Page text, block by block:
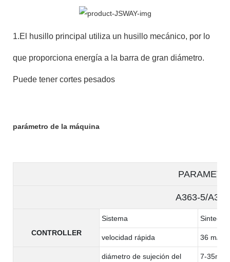
1.El husillo principal utiliza un husillo mecánico, por lo
que proporciona energía a la barra de gran diámetro.
Puede tener cortes pesados
parámetro de la máquina
A363-5/
CONTROLLER
Sistema Sintec
velocidad rápida 36 m/
diámetro de sujeción del
7-35mm